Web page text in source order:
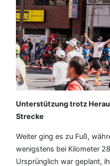
Unterstützung trotz
Strecke
Weiter ging es zu Fuß,
wenigstens bei Kilometer
Ursprünglich war geplant,